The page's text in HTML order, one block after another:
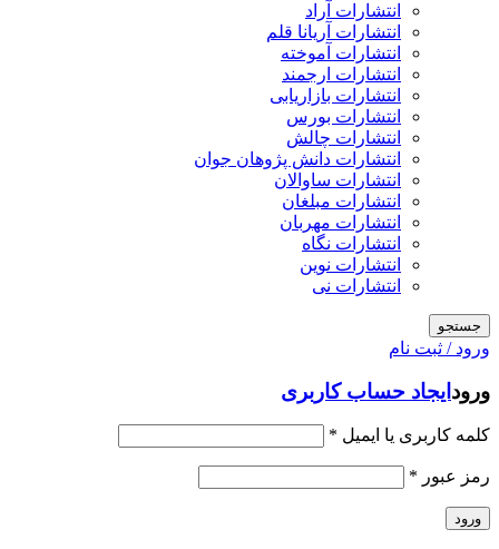
انتشارات آراد
انتشارات آریانا قلم
انتشارات آموخته
انتشارات ارجمند
انتشارات بازاریابی
انتشارات بورس
انتشارات چالش
انتشارات دانش پژوهان جوان
انتشارات ساوالان
انتشارات مبلغان
انتشارات مهربان
انتشارات نگاه
انتشارات نوین
انتشارات نی
جستجو
ورود / ثبت نام
ورود ایجاد حساب کاربری
کلمه کاربری یا ایمیل *
رمز عبور *
ورود